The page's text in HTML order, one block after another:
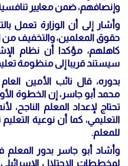
وإنصافهم، ضمن معايير
وأشار إلى أن الوزارة تعمل
حقوق المعلمين، والتخفيف من
كاهلهم، مؤكدا أن نظام
سيستند قريبا إلى منظومة
بدوره، قال نائب الأمين
محمد أبو جاسر، إن الخطوة
تحتاج لإعداد المعلم الناجح،
التعليمي، كما أن نوعية
للمعلم.
وأشاد أبو جاسر بدور المعلم
لمخططات الاحتلال